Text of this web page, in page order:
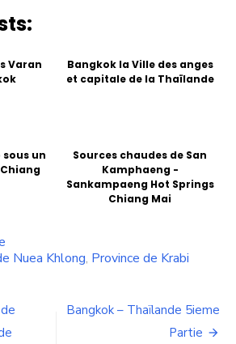
Varan
Bangkok la Ville des anges
et capitale de la Thaïlande
sous un
Sources chaudes de San
Kamphaeng -
Sankampaeng Hot Springs
Chiang Mai
Nuea Khlong, Province de Krabi
Bangkok – Thaïlande 5ieme
Partie